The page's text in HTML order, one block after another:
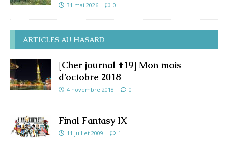
31 mai 2026 0
ARTICLES AU HASARD
[Cher journal #19] Mon mois
d’octobre 2018
4 novembre 2018 0
Final Fantasy IX
11 juillet 2009 1